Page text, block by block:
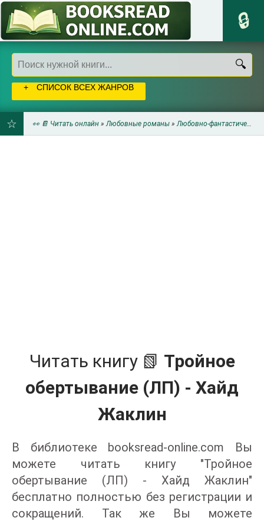
СПИСОК ВСЕХ ЖАНРОВ
👀 📔 Читать онлайн »Любовные романы »Любовно-фантастические романы
Читать книгу 📗 Тройное
обертывание (ЛП) - Хайд
Жаклин
В библиотеке booksread-online.com Вы
можете читать книгу "Тройное
обертывание (ЛП) - Хайд Жаклин"
бесплатно полностью без регистрации и
сокращений. Так же Вы можете